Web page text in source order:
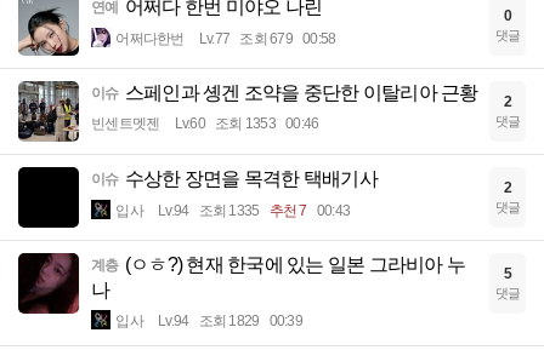
연예 어쩌다 한번 미야오 나린
어쩌다한번 Lv.77 조회 679 00:58
0
댓글
이슈 스페인과 솅겐 조약을 중단한 이탈리아 근황
빈센트멧젠 Lv.60 조회 1353 00:46
2
댓글
이슈 수상한 장면을 목격한 택배기사
입사 Lv.94 조회 1335 추천 7 00:43
2
댓글
계층 (ㅇㅎ?) 현재 한국에 있는 일본 그라비아 누
나
입사 Lv.94 조회 1829 00:39
5
댓글